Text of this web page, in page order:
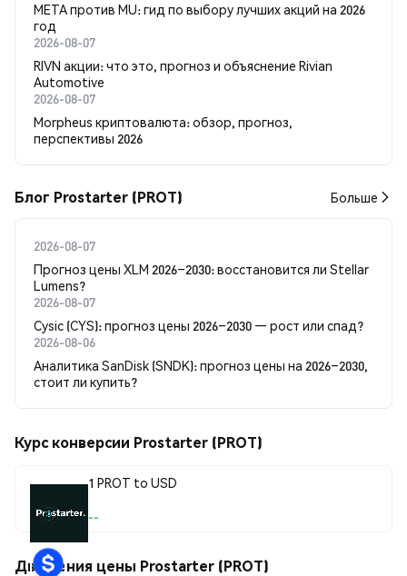
META против MU: гид по выбору лучших акций на 2026
год
2026-08-07
RIVN акции: что это, прогноз и объяснение Rivian
Automotive
2026-08-07
Morpheus криптовалюта: обзор, прогноз,
перспективы 2026
Блог Prostarter (PROT) Больше
2026-08-07
Прогноз цены XLM 2026–2030: восстановится ли Stellar
Lumens?
2026-08-07
Cysic (CYS): прогноз цены 2026–2030 — рост или спад?
2026-08-06
Аналитика SanDisk (SNDK): прогноз цены на 2026–2030,
стоит ли купить?
Курс конверсии Prostarter (PROT)
1 PROT to USD
--
Движения цены Prostarter (PROT)